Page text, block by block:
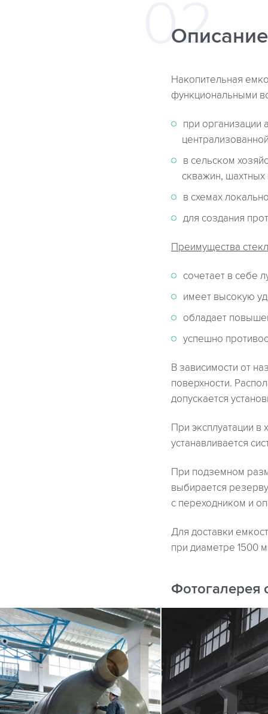
Описание
Накопительная
функциональными
при организации
в сельском
скважин, шахтных
в схемах
для создания
Преимущества
сочетает в себе
имеет высокую
обладает
успешно
В зависимости от
поверхности.
допускается
При эксплуатации в
устанавливается
При подземном
выбирается
с переходником и
Для доставки
при диаметре 1500
Фотогалерея